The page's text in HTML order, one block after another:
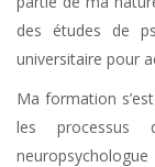
des études de
universitaire pour
Ma formation
les